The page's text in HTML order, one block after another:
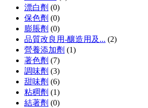
漂白劑 (0)
保色劑 (0)
膨脹劑 (0)
品質改良用-釀造用及... (2)
營養添加劑 (1)
著色劑 (7)
調味劑 (3)
甜味劑 (6)
粘稠劑 (1)
結著劑 (0)